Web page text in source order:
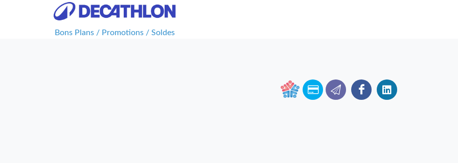
Bons Plans / Promotions / Soldes